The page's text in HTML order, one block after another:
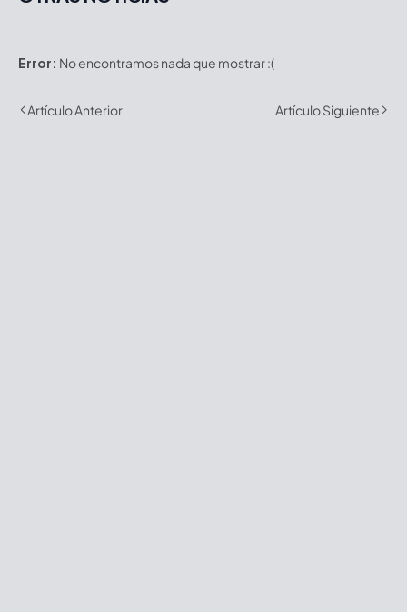
Error: No encontramos nada que mostrar :(
Artículo Anterior Artículo Siguiente